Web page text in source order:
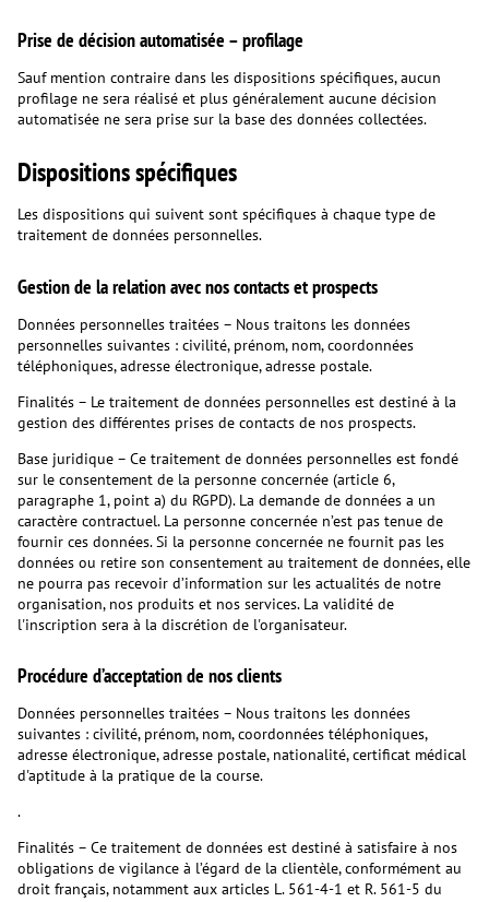
Prise de décision automatisée – profilage
Sauf mention contraire dans les dispositions spécifiques, aucun
profilage ne sera réalisé et plus généralement aucune décision
automatisée ne sera prise sur la base des données collectées.
Dispositions spécifiques
Les dispositions qui suivent sont spécifiques à chaque type de
traitement de données personnelles.
Gestion de la relation avec nos contacts et prospects
Données personnelles traitées – Nous traitons les données
personnelles suivantes : civilité, prénom, nom, coordonnées
téléphoniques, adresse électronique, adresse postale.
Finalités – Le traitement de données personnelles est destiné à la
gestion des différentes prises de contacts de nos prospects.
Base juridique – Ce traitement de données personnelles est fondé
sur le consentement de la personne concernée (article 6,
paragraphe 1, point a) du RGPD). La demande de données a un
caractère contractuel. La personne concernée n’est pas tenue de
fournir ces données. Si la personne concernée ne fournit pas les
données ou retire son consentement au traitement de données, elle
ne pourra pas recevoir d’information sur les actualités de notre
organisation, nos produits et nos services. La validité de
l'inscription sera à la discrétion de l'organisateur.
Procédure d’acceptation de nos clients
Données personnelles traitées – Nous traitons les données
suivantes : civilité, prénom, nom, coordonnées téléphoniques,
adresse électronique, adresse postale, nationalité, certificat médical
d'aptitude à la pratique de la course.
.
Finalités – Ce traitement de données est destiné à satisfaire à nos
obligations de vigilance à l’égard de la clientèle, conformément au
droit français, notamment aux articles L. 561-4-1 et R. 561-5 du